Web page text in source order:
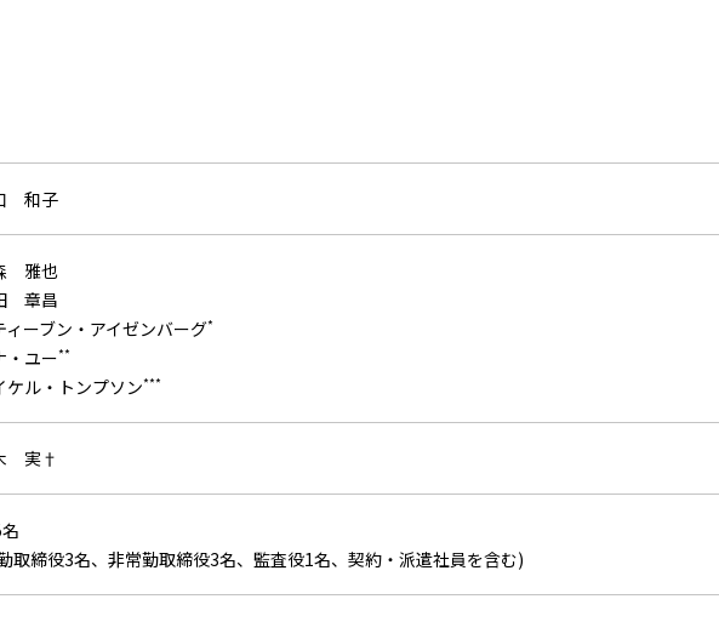
和子
雅也
章昌
ィーブン・アイゼンバーグ*
・ユー**
ケル・トンプソン***
実†
取締役3名、非常勤取締役3名、監査役1名、契約・派遣社員を含む)